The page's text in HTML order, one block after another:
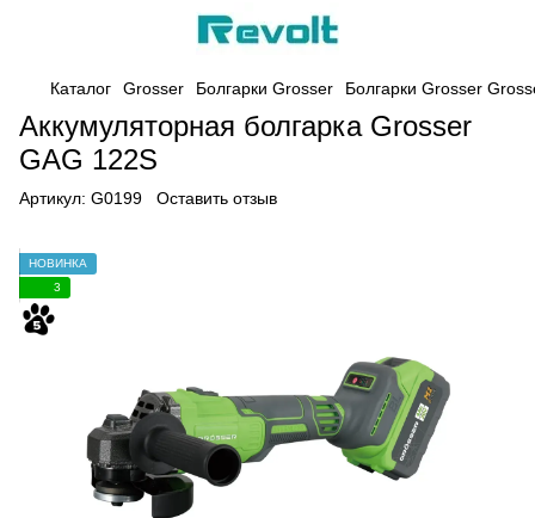
Каталог Grosser Болгарки Grosser Болгарки Grosser
Аккумуляторная болгарка Grosser
GAG 122S
Артикул: G0199 Оставить отзыв
НОВИНКА
3